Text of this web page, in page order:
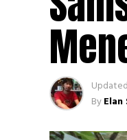
Updated
ByElan